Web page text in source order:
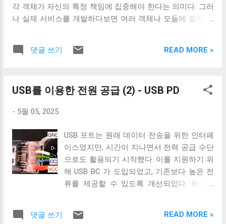
각 객체가 자신의 특정 책임에 집중해야 한다는 의미다. 그러
나 실제 서비스를 개발하다보면 여러 객체나 모듈에 걸쳐 공
모듈에 걸쳐 있는 기능들을 횡단 관심사 (Cross-cutting
Concerns)라고 부른다. 횡단 관심사가 가지는 문제점
부른다. Scattering은 특정 기능의 코드가 복사 붙여넣기를 통
수에 사용자 권한 확인 로직과 로깅 코드를 추가한다고 해보
자. 동일한 로깅 및 권한 확인 코드가 각 메서드 내에 반복적
으로 나타날 것이다. Tangling 다른 문제는 Tangling 이다. 직
역하면 얽힘이라고 할 수 있는데, 이는 비즈니스 로직과 횡단
관심사의 코드가 하나의 모듈이나 함수 안에서 뒤섞여 복잡
해지는 현상을 말한다. get_book_info 함수의 주된 목적은 원
하는 책의 정보를 찾는 것이다. 하지만 로깅, 권한 확인, 성능
함수의 가독성은 떨어지고 핵심 비즈니스 로직을 파악하기
댓글 쓰기 READ MORE »
USB를 이용한 전원 공급 (2) - USB PD
- 5월 05, 2025
USB 포트는 원래 데이터 전송을 위한 인터페
이스였지만, 시간이 지나면서 전력 공급 수단
으로도 활용되기 시작했다. 이를 지원하기 위
해 USB BC 가 도입되었고, 기존보다 높은 전
류를 제공할 수 있도록 개선되었다. 하지만
기에는 부족했다. 이런 제약 조건을 해결하기
댓글 쓰기 READ MORE »